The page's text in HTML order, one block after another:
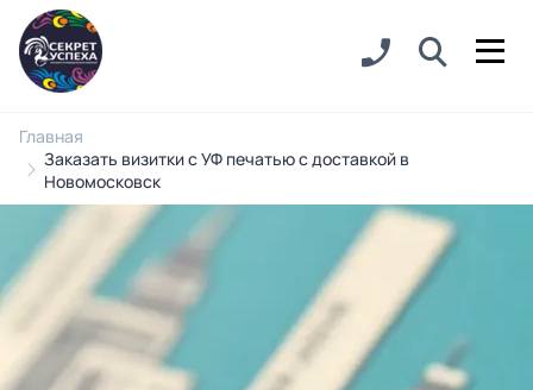
Главная
Заказать визитки с УФ печатью с доставкой в
Новомосковск